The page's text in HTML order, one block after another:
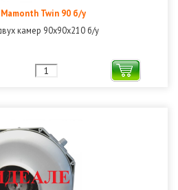
Mamonth Twin 90 б/у
камер 90х90х210 б/у